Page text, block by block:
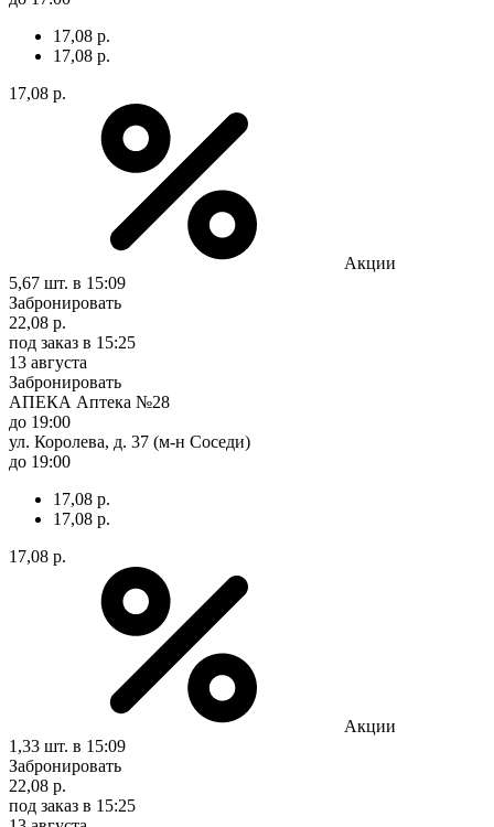
17,08 р.
17,08 р.
17,08 р.
Акции
5,67 шт. в 15:09
Забронировать
22,08 р.
под заказ в 15:25
13 августа
Забронировать
АПЕКА Аптека №28
до 19:00
ул. Королева, д. 37 (м-н Соседи)
до 19:00
17,08 р.
17,08 р.
17,08 р.
Акции
1,33 шт. в 15:09
Забронировать
22,08 р.
под заказ в 15:25